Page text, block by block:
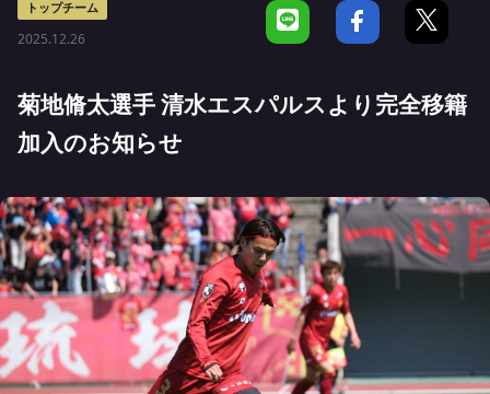
トップチーム
2025.12.26
菊地脩太選手 清水エスパルスより完全移籍
加入のお知らせ